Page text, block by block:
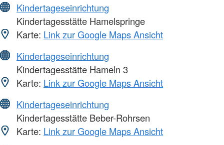
Kindertageseinrichtung
Kindertagesstätte Hamelspringe
Karte: Link zur Google Maps Ansicht
Kindertageseinrichtung
Kindertagesstätte Hameln 3
Karte: Link zur Google Maps Ansicht
Kindertageseinrichtung
Kindertagesstätte Beber-Rohrsen
Karte: Link zur Google Maps Ansicht